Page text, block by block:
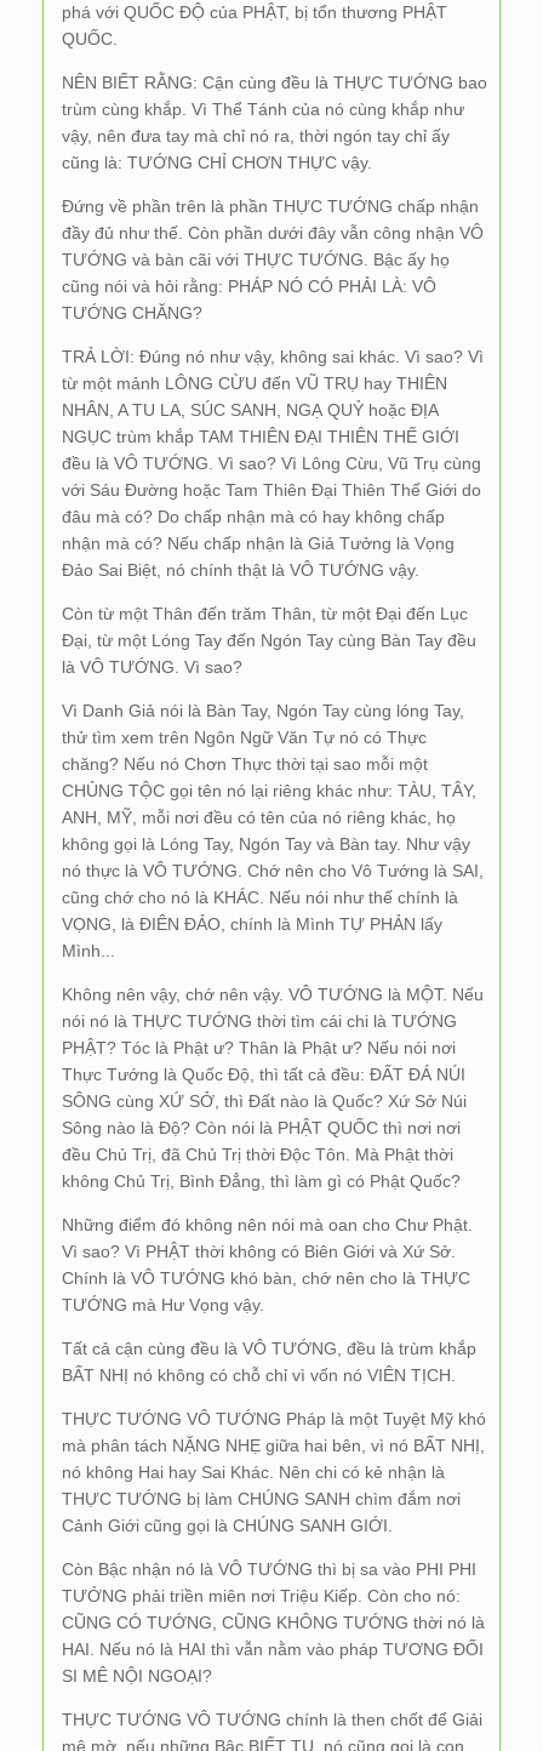
phá với QUỐC ĐỘ của PHẬT, bị tổn thương PHẬT
QUỐC.
NÊN BIẾT RẰNG: Cận cùng đều là THỰC TƯỚNG bao
trùm cùng khắp. Vì Thể Tánh của nó cùng khắp như
vậy, nên đưa tay mà chỉ nó ra, thời ngón tay chỉ ấy
cũng là: TƯỚNG CHỈ CHƠN THỰC vậy.
Đứng về phần trên là phần THỰC TƯỚNG chấp nhận
đầy đủ như thế. Còn phần dưới đây vẫn công nhận VÔ
TƯỚNG và bàn cãi với THỰC TƯỚNG. Bậc ấy họ
cũng nói và hỏi rằng: PHÁP NÓ CÓ PHẢI LÀ: VÔ
TƯỚNG CHĂNG?
TRẢ LỜI: Đúng nó như vậy, không sai khác. Vì sao? Vì
từ một mảnh LÔNG CỪU đến VŨ TRỤ hay THIÊN
NHÂN, A TU LA, SÚC SANH, NGẠ QUỶ hoặc ĐỊA
NGỤC trùm khắp TAM THIÊN ĐẠI THIÊN THẾ GIỚI
đều là VÔ TƯỚNG. Vì sao? Vì Lông Cừu, Vũ Trụ cùng
với Sáu Đường hoặc Tam Thiên Đại Thiên Thế Giới do
đâu mà có? Do chấp nhận mà có hay không chấp
nhận mà có? Nếu chấp nhận là Giả Tưởng là Vọng
Đảo Sai Biệt, nó chính thật là VÔ TƯỚNG vậy.
Còn từ một Thân đến trăm Thân, từ một Đại đến Lục
Đại, từ một Lóng Tay đến Ngón Tay cùng Bàn Tay đều
là VÔ TƯỚNG. Vì sao?
Vì Danh Giả nói là Bàn Tay, Ngón Tay cùng lóng Tay,
thử tìm xem trên Ngôn Ngữ Văn Tự nó có Thực
chăng? Nếu nó Chơn Thực thời tại sao mỗi một
CHỦNG TỘC gọi tên nó lại riêng khác như: TÀU, TÂY,
ANH, MỸ, mỗi nơi đều có tên của nó riêng khác, họ
không gọi là Lóng Tay, Ngón Tay và Bàn tay. Như vậy
nó thực là VÔ TƯỚNG. Chớ nên cho Vô Tướng là SAI,
cũng chớ cho nó là KHÁC. Nếu nói như thế chính là
VỌNG, là ĐIÊN ĐẢO, chính là Mình TỰ PHẢN lấy
Mình...
Không nên vậy, chớ nên vậy. VÔ TƯỚNG là MỘT. Nếu
nói nó là THỰC TƯỚNG thời tìm cái chi là TƯỚNG
PHẬT? Tóc là Phật ư? Thân là Phật ư? Nếu nói nơi
Thực Tướng là Quốc Độ, thì tất cả đều: ĐẤT ĐÁ NÚI
SÔNG cùng XỨ SỞ, thì Đất nào là Quốc? Xứ Sở Núi
Sông nào là Độ? Còn nói là PHẬT QUỐC thì nơi nơi
đều Chủ Trị, đã Chủ Trị thời Độc Tôn. Mà Phật thời
không Chủ Trị, Bình Đẳng, thì làm gì có Phật Quốc?
Những điểm đó không nên nói mà oan cho Chư Phật.
Vì sao? Vì PHẬT thời không có Biên Giới và Xứ Sở.
Chính là VÔ TƯỚNG khó bàn, chớ nên cho là THỰC
TƯỚNG mà Hư Vọng vậy.
Tất cả cận cùng đều là VÔ TƯỚNG, đều là trùm khắp
BẤT NHỊ nó không có chỗ chỉ vì vốn nó VIÊN TỊCH.
THỰC TƯỚNG VÔ TƯỚNG Pháp là một Tuyệt Mỹ khó
mà phân tách NẶNG NHẸ giữa hai bên, vì nó BẤT NHỊ,
nó không Hai hay Sai Khác. Nên chi có kẻ nhận là
THỰC TƯỚNG bị làm CHÚNG SANH chìm đắm nơi
Cảnh Giới cũng gọi là CHÚNG SANH GIỚI.
Còn Bậc nhận nó là VÔ TƯỚNG thì bị sa vào PHI PHI
TƯỞNG phải triền miên nơi Triệu Kiếp. Còn cho nó:
CŨNG CÓ TƯỚNG, CŨNG KHÔNG TƯỚNG thời nó là
HAI. Nếu nó là HAI thì vẫn nằm vào pháp TƯƠNG ĐỐI
SI MÊ NỘI NGOẠI?
THỰC TƯỚNG VÔ TƯỚNG chính là then chốt để Giải
mê mờ, nếu những Bậc BIẾT TU, nó cũng gọi là con